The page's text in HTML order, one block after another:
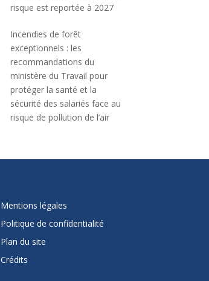
risque est reportée à 2027
Incendies de forêt
exceptionnels : les
recommandations du
ministère du Travail pour
protéger la santé et la
sécurité des salariés face au
risque de pollution de l’air
Mentions légales
Politique de confidentialité
Plan du site
Crédits